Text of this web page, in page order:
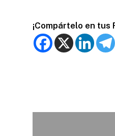
¡Compártelo en tus